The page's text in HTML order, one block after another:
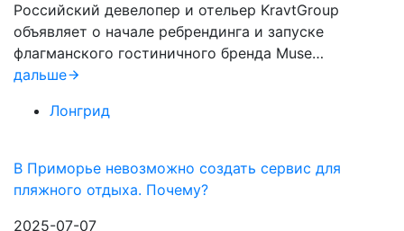
Российский девелопер и отельер KravtGroup
объявляет о начале ребрендинга и запуске
флагманского гостиничного бренда Muse…
дальше
Лонгрид
В Приморье невозможно создать сервис для
пляжного отдыха. Почему?
2025-07-07